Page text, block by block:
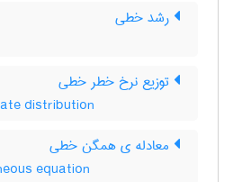
رشد خطی
توزیع نرخ خطر خطی
distribution
معادله ی همگن خطی
equation